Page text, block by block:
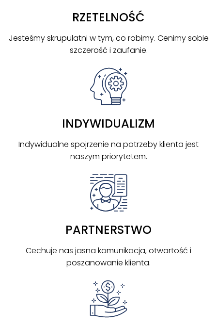
RZETELNOŚĆ
Jesteśmy skrupulatni w tym, co robimy. Cenimy sobie
szczerość i zaufanie.
INDYWIDUALIZM
Indywidualne spojrzenie na potrzeby klienta jest
naszym priorytetem.
PARTNERSTWO
Cechuje nas jasna komunikacja, otwartość i
poszanowanie klienta.